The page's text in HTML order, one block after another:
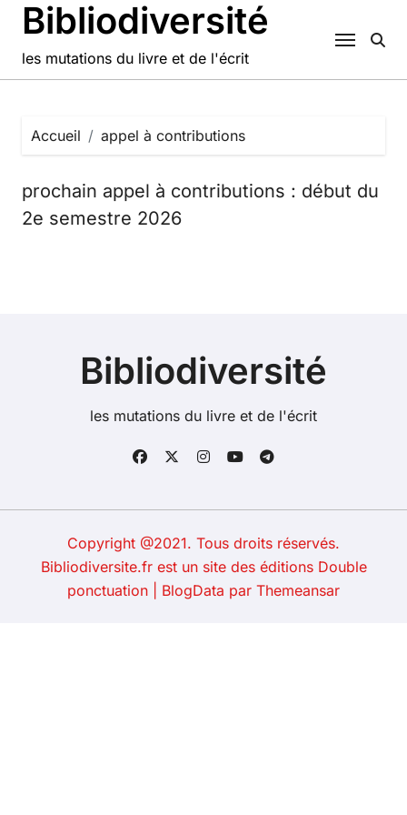
Passer
contenu
Bibliodiversité
les mutations du livre et de l'écrit
Accueil appel à contributions
prochain appel à contributions : début du
2e semestre 2026
Bibliodiversité
les mutations du livre et de l'écrit
Copyright @2021. Tous droits réservés.
Bibliodiversite.fr est un site des éditions Double
ponctuation
BlogData par Themeansar